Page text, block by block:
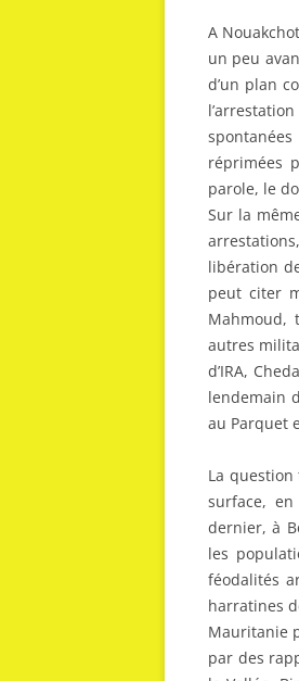
A
un peu
d’un plan
réprimées
parole, le
Sur la
libération
peut citer
Mahmoud,
autres
d’IRA,
lendemain
au Parquet
La
surface,
dernier, à
les
féodalités
harratines
Mauritanie
par des